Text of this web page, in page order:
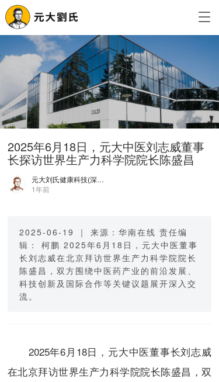
T
n
a
v
i
a
2025年6月18日，元大中医刘志威董事
长探访世界生产力科学院院长陈盛昌
元大刘氏健康科技(深圳)有限公司
1年前
2025-06-19 ｜ 来源：华南在线 责任编
辑： 柯鹏 2025年6月18日，元大中医董事
长刘志威在北京拜访世界生产力科学院院长
陈盛昌，双方围绕中医药产业的前沿发展、
科技创新及国际合作等关键议题展开深入交
流。
2025年6月18日，元大中医董事长刘志威
在北京拜访世界生产力科学院院长陈盛昌，双